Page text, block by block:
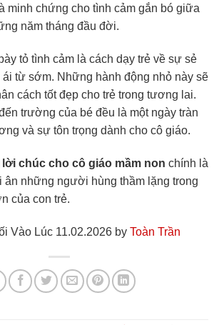
minh chứng cho tình cảm gắn bó giữa
năm tháng đầu đời.
tỏ tình cảm là cách dạy trẻ về sự sẻ
từ sớm. Những hành động nhỏ này sẽ
cách tốt đẹp cho trẻ trong tương lai.
trường của bé đều là một ngày tràn
và sự tôn trọng dành cho cô giáo.
lời chúc cho cô giáo mầm non chính là
ân những người hùng thầm lặng trong
của con trẻ.
Vào Lúc 11.02.2026 by Toàn Trần